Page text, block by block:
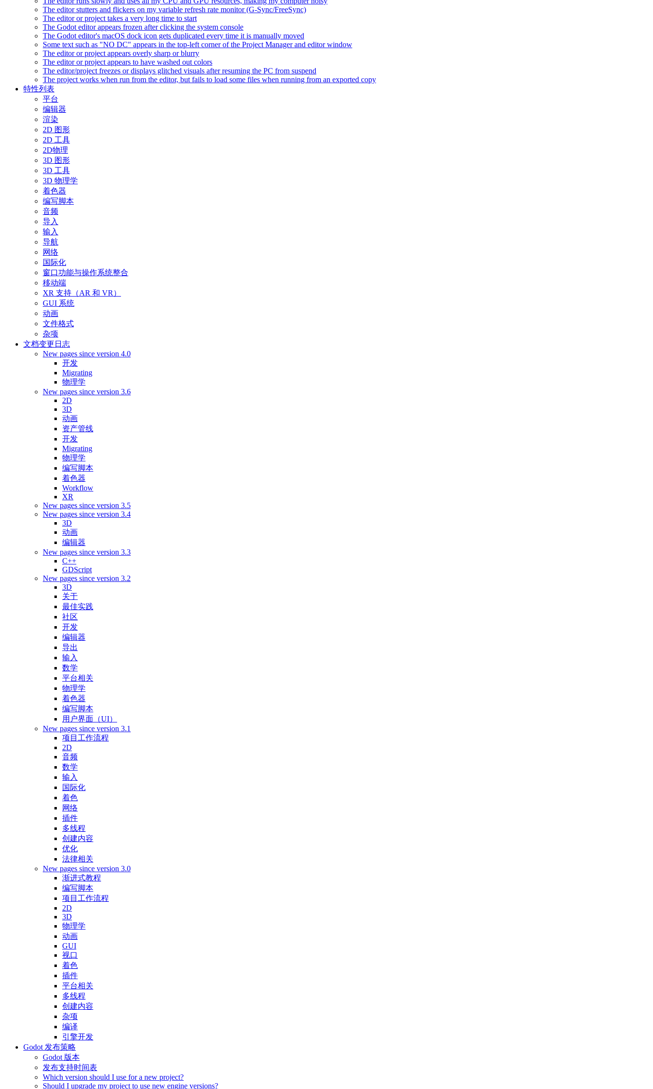
The editor stutters and flickers on my variable refresh rate monitor (G-Sync/FreeSync)
The editor or project takes a very long time to start
The Godot editor appears frozen after clicking the system console
The Godot editor's macOS dock icon gets duplicated every time it is manually moved
Some text such as "NO DC" appears in the top-left corner of the Project Manager and editor window
The editor or project appears overly sharp or blurry
The editor or project appears to have washed out colors
The editor/project freezes or displays glitched visuals after resuming the PC from suspend
The project works when run from the editor, but fails to load some files when running from an exported copy
特性列表
平台
编辑器
渲染
2D 图形
2D 工具
2D物理
3D 图形
3D 工具
3D 物理学
着色器
编写脚本
音频
导入
输入
导航
网络
国际化
窗口功能与操作系统整合
移动端
XR 支持（AR 和 VR）
GUI 系统
动画
文件格式
杂项
文档变更日志
New pages since version 4.0
开发
Migrating
物理学
New pages since version 3.6
2D
3D
动画
资产管线
开发
Migrating
物理学
编写脚本
着色器
Workflow
XR
New pages since version 3.5
New pages since version 3.4
3D
动画
编辑器
New pages since version 3.3
C++
GDScript
New pages since version 3.2
3D
关于
最佳实践
社区
开发
编辑器
导出
输入
数学
平台相关
物理学
着色器
编写脚本
用户界面（UI）
New pages since version 3.1
项目工作流程
2D
音频
数学
输入
国际化
着色
网络
插件
多线程
创建内容
优化
法律相关
New pages since version 3.0
渐进式教程
编写脚本
项目工作流程
2D
3D
物理学
动画
GUI
视口
着色
插件
平台相关
多线程
创建内容
杂项
编译
引擎开发
Godot 发布策略
Godot 版本
发布支持时间表
Which version should I use for a new project?
Should I upgrade my project to use new engine versions?